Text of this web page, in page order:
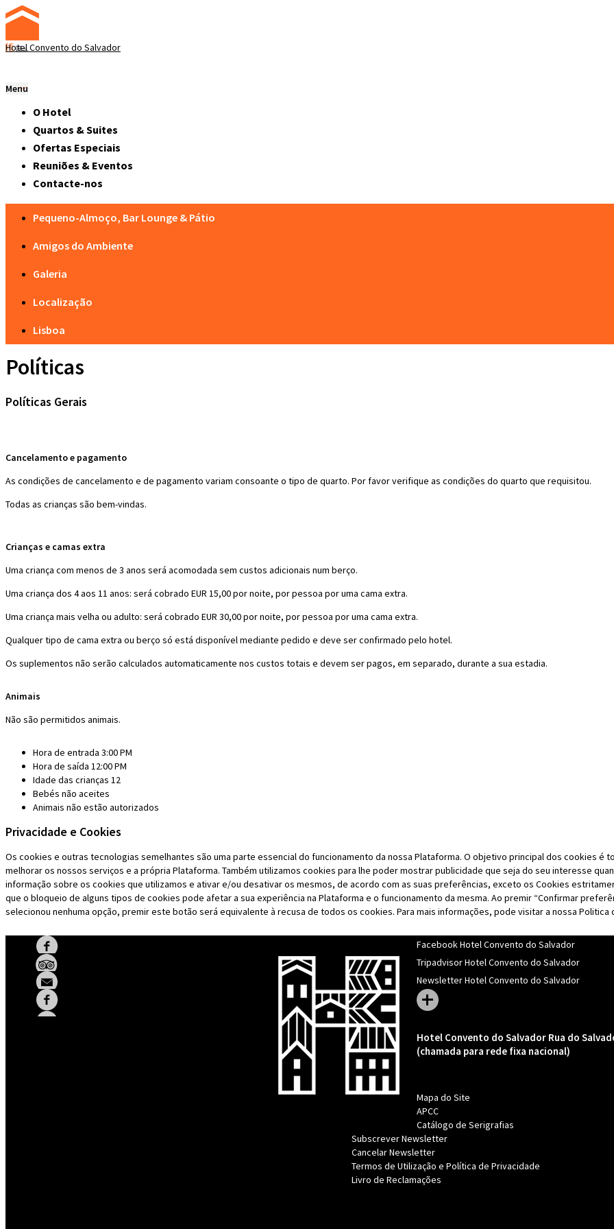
Hotel Convento do Salvador
Menu
O Hotel
Quartos & Suites
Ofertas Especiais
Reuniões & Eventos
Contacte-nos
Pequeno-Almoço, Bar Lounge & Pátio
Amigos do Ambiente
Galeria
Localização
Lisboa
Políticas
Políticas Gerais
Cancelamento e pagamento
As condições de cancelamento e de pagamento variam consoante o tipo de quarto. Por favorverifique as condições do quarto que requisitou.
Todas as crianças são bem-vindas.
Crianças e camas extra
Uma criança com menos de 3 anos será acomodada sem custos adicionais num berço.
Uma criança dos 4 aos 11 anos: será cobrado EUR 15,00 por noite, por pessoa por uma cama extra.
Uma criança mais velha ou adulto: será cobrado EUR 30,00 por noite, por pessoa por uma cama extra.
Qualquer tipo de cama extra ou berço só está disponível mediante pedido e deve ser confirmado pelo hotel.
Os suplementos não serão calculados automaticamente nos custos totais e devem ser pagos, em separado, durante a sua estadia.
Animais
Não são permitidos animais.
Hora de entrada 3:00 PM
Hora de saída 12:00 PM
Idade das crianças 12
Bebés não aceites
Animais não estão autorizados
Privacidade e Cookies
Os cookies e outras tecnologias semelhantes são uma parte essencial do funcionamento da nossa Plataforma. O objetivo principal dos cookies é
melhorar os nossos serviços e a própria Plataforma. Também utilizamos cookies para lhe poder mostrar publicidade que seja do seu interesse
informação sobre os cookies que utilizamos e ativar e/ou desativar os mesmos, de acordo com as suas preferências, exceto os Cookies
que o bloqueio de alguns tipos de cookies pode afetar a sua experiência na Plataforma e o funcionamento da mesma. Ao premir “Confirmar
selecionou nenhuma opção, premir este botão será equivalente à recusa de todos os cookies. Para mais informações, pode visitar a nossa Politica
Facebook Hotel Convento do Salvador
Tripadvisor Hotel Convento do Salvador
Newsletter Hotel Convento do Salvador
Hotel Convento do Salvador Rua do
(chamada para rede fixa nacional)
Mapa do Site
APCC
Catálogo de Serigrafias
Subscrever Newsletter
Cancelar Newsletter
Termos de Utilização e Política de Privacidade
Livro de Reclamações